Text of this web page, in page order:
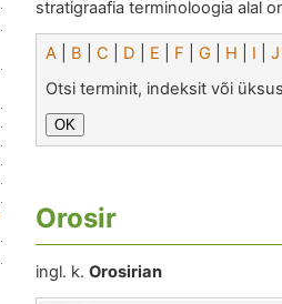
stratigraafia terminoloogia alal
A B C D E F G H I J
Otsi terminit, indeksit või
Orosir
ingl. k. Orosirian